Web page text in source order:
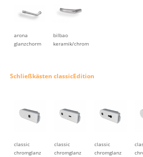
arona
glanzchorm
bilbao
keramik/chrom
Schließkästen classicEdition
classic
chromglanz
classic
chromglanz
classic
chromglanz